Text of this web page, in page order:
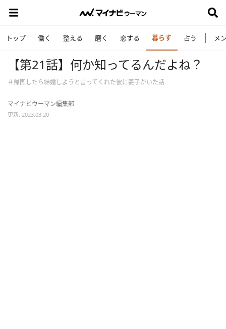
トップ 働く 整える 磨く 恋する 暮らす 占う メ
【第21話】何か知ってるんだよね？
＃帰国したら結婚しようと言ってくれた彼に妻子がいた話
マイナビウーマン編集部
更新: 2023.03.20